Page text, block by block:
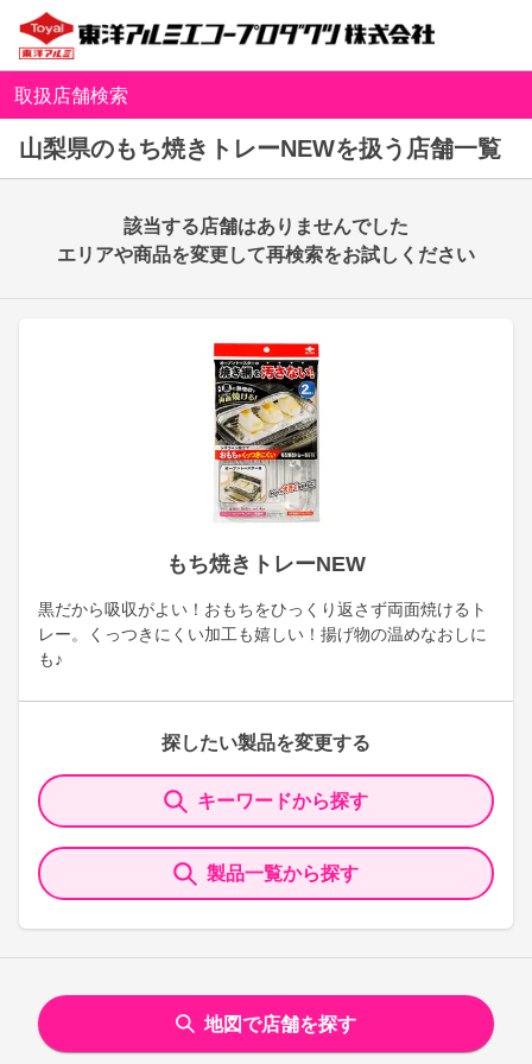
取扱店舗検索
山梨県のもち焼きトレーNEWを扱う店舗一覧
もち焼きトレーNEW
黒だから吸収がよい！おもちをひっくり返さず両面焼けるト
レー。くっつきにくい加工も嬉しい！揚げ物の温めなおしに
も♪
探したい製品を変更する
キーワードから探す
製品一覧から探す
該当する店舗はありませんでした
エリアや商品を変更して再検索をお試しください
地図で店舗を探す